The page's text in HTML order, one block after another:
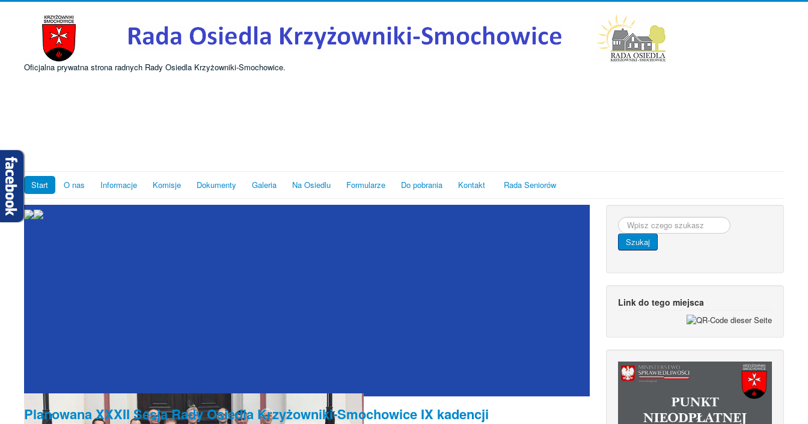
Oficjalna prywatna strona radnych Rady Osiedla Krzyżowniki-Smochowice.
Start O nas Informacje Komisje Dokumenty Galeria Na Osiedlu Formularze Do pobrania Kontakt Rada Seniorów
Planowana XXXII Sesja Rady Osiedla Krzyżowniki-Smochowice IX kadencji
Szukaj...
Szukaj
Link do tego miejsca